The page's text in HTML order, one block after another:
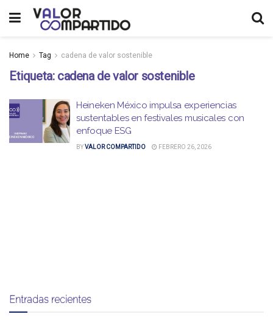
Home Tag cadena de valor sostenible
Etiqueta: cadena de valor sostenible
Heineken México impulsa experiencias
sustentables en festivales musicales con
enfoque ESG
BYVALOR COMPARTIDO FEBRERO 26, 2026
Entradas recientes